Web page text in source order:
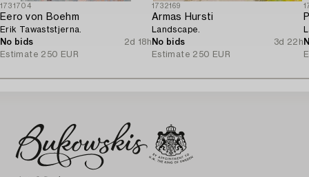
1731704
Eero von Boehm
Erik Tawaststjerna.
No bids
2d 18h
Estimate 250 EUR
1732169
Armas Hursti
Landscape.
No bids
3d 22h
Estimate 250 EUR